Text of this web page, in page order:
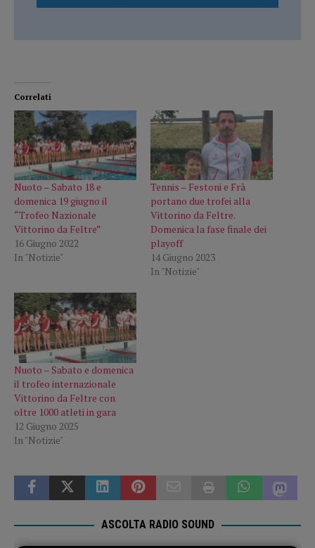
Correlati
Nuoto – Sabato 18 e
domenica 19 giugno il
“Trofeo Nazionale
Vittorino da Feltre”
16 Giugno 2022
In "Notizie"
Tennis – Festoni e Frà
portano due trofei alla
Vittorino da Feltre.
Domenica la fase finale dei
playoff
14 Giugno 2023
In "Notizie"
Nuoto – Sabato e domenica
il trofeo internazionale
Vittorino da Feltre con
oltre 1000 atleti in gara
12 Giugno 2025
In "Notizie"
ASCOLTA RADIO SOUND